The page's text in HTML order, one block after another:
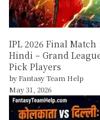
IPL 2026 Final
Hindi – Grand
Pick Players
by Fantasy Team Help
May 31, 2026